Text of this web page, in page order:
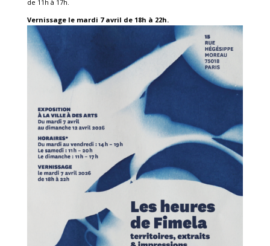
de 11h à 17h.
Vernissage le mardi 7 avril de 18h à 22h.